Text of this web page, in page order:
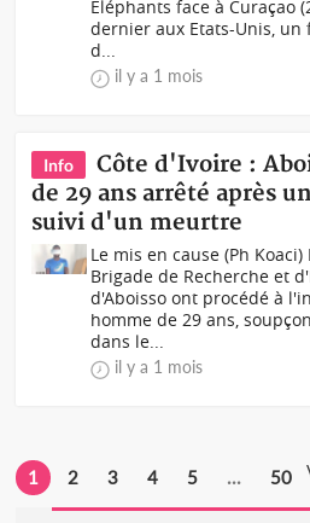
Eléphants face à Curaçao
dernier aux Etats-Unis, un
d...
il y a 1 mois
Info
Côte d'Ivoire :
de 29 ans arrêté après
suivi d'un meurtre
Le mis en cause (Ph
Brigade de Recherche et
d'Aboisso ont procédé à
homme de 29 ans,
dans le...
il y a 1 mois
1 2 3 4 5 ... 50